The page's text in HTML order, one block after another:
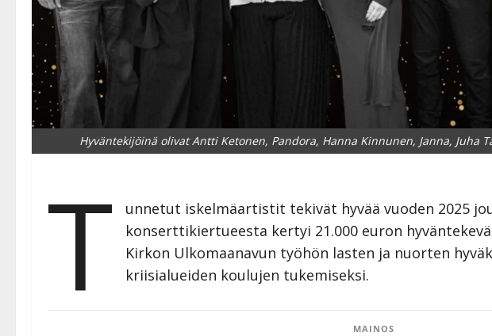
Hyväntekijöinä olivat Antti Ketonen, Pandora, Hanna Kinnunen, Janna, Juha
T
unnetut iskelmäartistit tekivät hyvää vuoden 2025
konserttikiertueesta kertyi 21.000 euron
Kirkon Ulkomaanavun työhön lasten ja nuorten
kriisialueiden koulujen tukemiseksi.
MAINOS